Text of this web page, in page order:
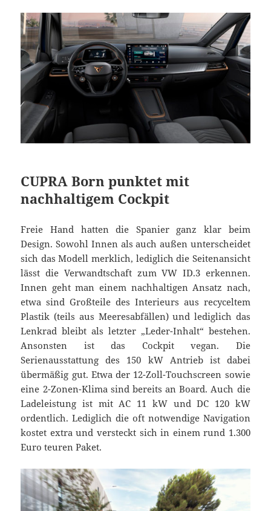
CUPRA Born punktet mit
nachhaltigem Cockpit
Freie Hand hatten die Spanier ganz klar beim
Design. Sowohl Innen als auch außen unterscheidet
sich das Modell merklich, lediglich die Seitenansicht
lässt die Verwandtschaft zum VW ID.3 erkennen.
Innen geht man einem nachhaltigen Ansatz nach,
etwa sind Großteile des Interieurs aus recyceltem
Plastik (teils aus Meeresabfällen) und lediglich das
Lenkrad bleibt als letzter „Leder-Inhalt“ bestehen.
Ansonsten ist das Cockpit vegan. Die
Serienausstattung des 150 kW Antrieb ist dabei
übermäßig gut. Etwa der 12-Zoll-Touchscreen sowie
eine 2-Zonen-Klima sind bereits an Board. Auch die
Ladeleistung ist mit AC 11 kW und DC 120 kW
ordentlich. Lediglich die oft notwendige Navigation
kostet extra und versteckt sich in einem rund 1.300
Euro teuren Paket.